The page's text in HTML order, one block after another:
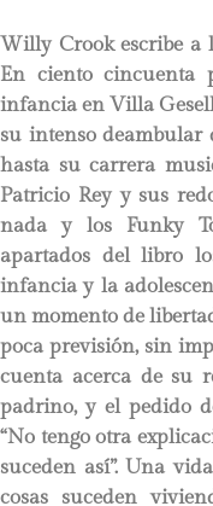
Willy Crook escribe a
En ciento cincuenta
infancia en Villa
su intenso deambular
hasta su carrera
Patricio Rey y sus
nada y los Funky
apartados del libro
infancia y la
un momento de
poca previsión, sin
cuenta acerca de su
padrino, y el pedido
“No tengo otra
suceden así”. Una
cosas suceden